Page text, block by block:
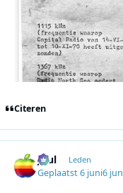
Citeren
Juul Leden
Geplaatst6 juni6 jun